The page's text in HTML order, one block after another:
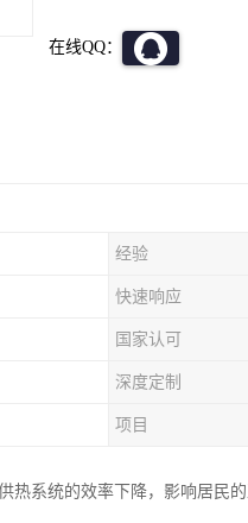
在线QQ：
经验
快速响应
国家认可
深度定制
项目
热系统的效率下降，影响居民